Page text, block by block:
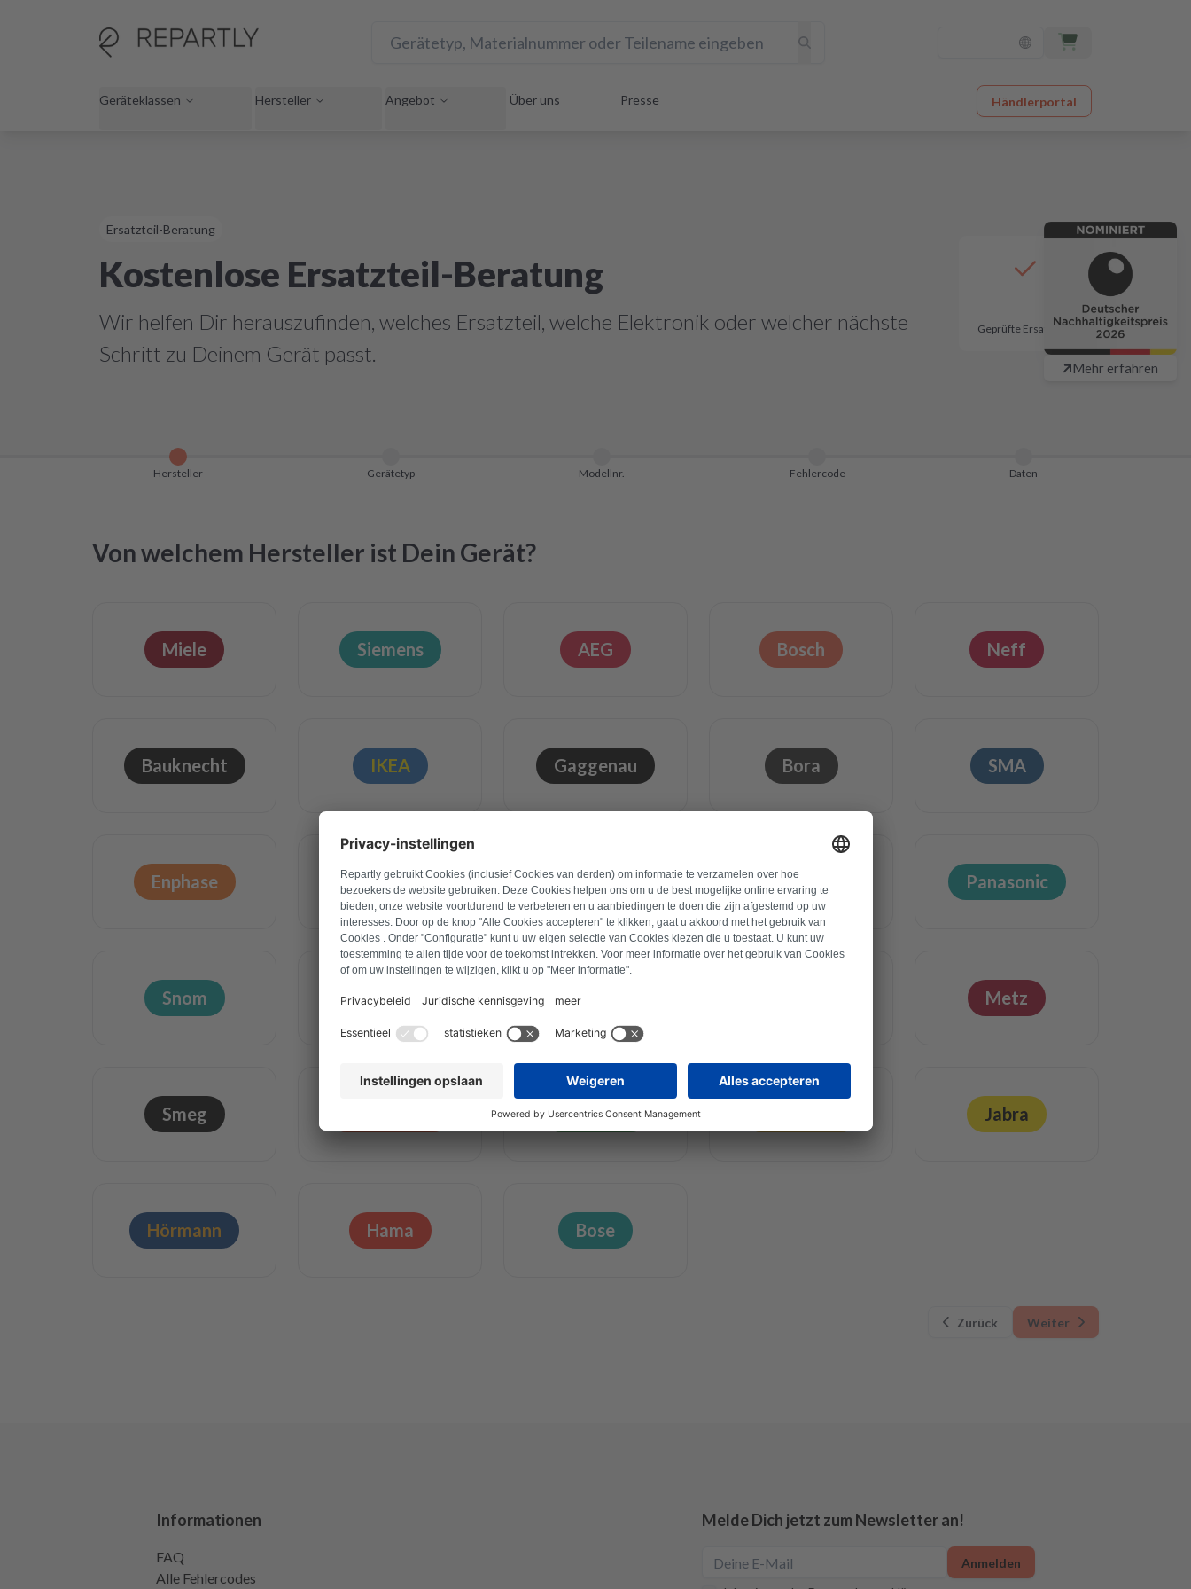
Geräteklassen Hersteller Angebot Über uns Presse Händlerportal
Ersatzteil-Beratung
Kostenlose Ersatzteil-Beratung
Wir helfen Dir herauszufinden, welches Ersatzteil, welche Elektronik oder welcher nächste
Schritt zu Deinem Gerät passt.
Geprüfte Ersatzteile
Hersteller Gerätetyp Modellnr. Fehlercode Daten
Von welchem Hersteller ist Dein Gerät?
Miele Siemens AEG Bosch Neff
Bauknecht IKEA Gaggenau Bora SMA
Enphase Schneider Fronius Gigaset Panasonic
Snom Agfeo Juno Metz
Smeg Vorwerk Jabra
Hörmann Hama Bose
Zurück Weiter
Mehr erfahren
Informationen
FAQ
Alle Fehlercodes
Melde Dich jetzt zum Newsletter an!
Anmelden